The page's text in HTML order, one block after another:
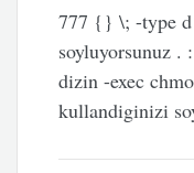
777 {} \; -type
soyluyorsunuz .
dizin -exec
kullandiginizi